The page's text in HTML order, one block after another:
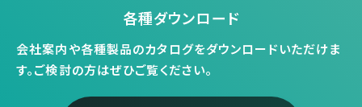
各種ダウンロード
会社案内や各種製品のカタログをダウンロードいただけま
す。ご検討の方はぜひご覧ください。